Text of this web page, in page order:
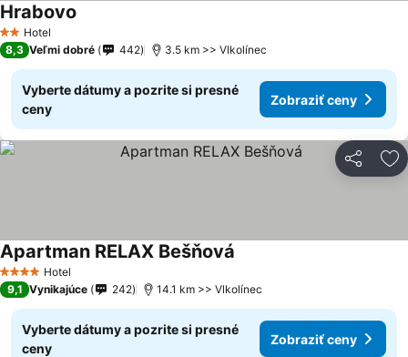
2 Počet hviezdičiek
Hotel
Hrabovo
8,3 Veľmi dobré 442 3.5 km >> Vlkolínec
Vyberte dátumy a pozrite si presné
ceny
Zobraziť ceny
Zdieľať
4 Počet hviezdičiek
Hotel
Apartman RELAX Bešňová
9,1 Vynikajúce 242 14.1 km >> Vlkolínec
Vyberte dátumy a pozrite si presné
ceny
Zobraziť ceny